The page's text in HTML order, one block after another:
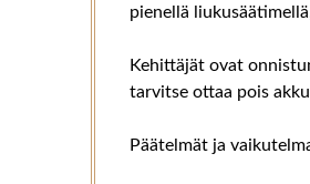
pienellä
Kehittäjät ovat
tarvitse ottaa pois
Päätelmät ja